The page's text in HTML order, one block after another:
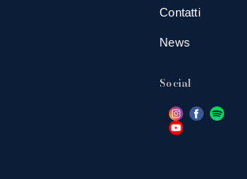
Contatti
News
Social